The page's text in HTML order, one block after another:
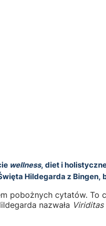
wellness, diet i
Hildegarda z Bingen,
pobożnych cytatów.
nazwała Viriditas